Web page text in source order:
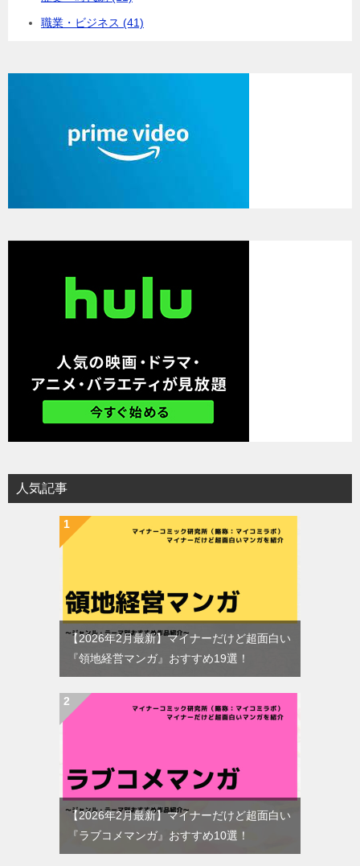
職業・ビジネス (41)
人気記事
【2026年2月最新】マイナーだけど超面白い
『領地経営マンガ』おすすめ19選！
【2026年2月最新】マイナーだけど超面白い
『ラブコメマンガ』おすすめ10選！